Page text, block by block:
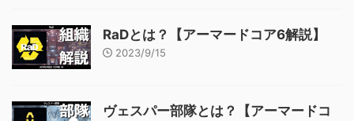
RaDとは？【アーマードコア6解説】
2023/9/15
ヴェスパー部隊とは？【アーマードコ